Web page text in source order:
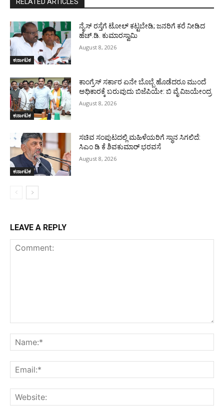
ಕರ್ನಾಟಕ
ನೈಸ್ ರಸ್ತೆಗೆ ಟೋಲ್ ಕಟ್ಟಬೇಡಿ; ಜನರಿಗೆ ಕರೆ ನೀಡಿದ
ಹೆಚ್.ಡಿ. ಕುಮಾರಸ್ವಾಮಿ
August 8, 2026
ಕರ್ನಾಟಕ
ಕಾಂಗ್ರೆಸ್ ಸರ್ಕಾರ ಏನೇ ಬೊಬ್ಬೆ ಹೊಡೆದರೂ ಮುಂದೆ
ಅಧಿಕಾರಕ್ಕೆ ಬರುವುದು ಬಿಜೆಪಿಯೇ: ಬಿ ವೈ ವಿಜಯೇಂದ್ರ
August 8, 2026
ಕರ್ನಾಟಕ
ಸಚಿವ ಸಂಪುಟದಲ್ಲಿ ಮಹಿಳೆಯರಿಗೆ ಸ್ಥಾನ ಸಿಗಲಿದೆ:
ಸಿಎಂ ಡಿ ಕೆ ಶಿವಕುಮಾರ್ ಭರವಸೆ
August 8, 2026
LEAVE A REPLY